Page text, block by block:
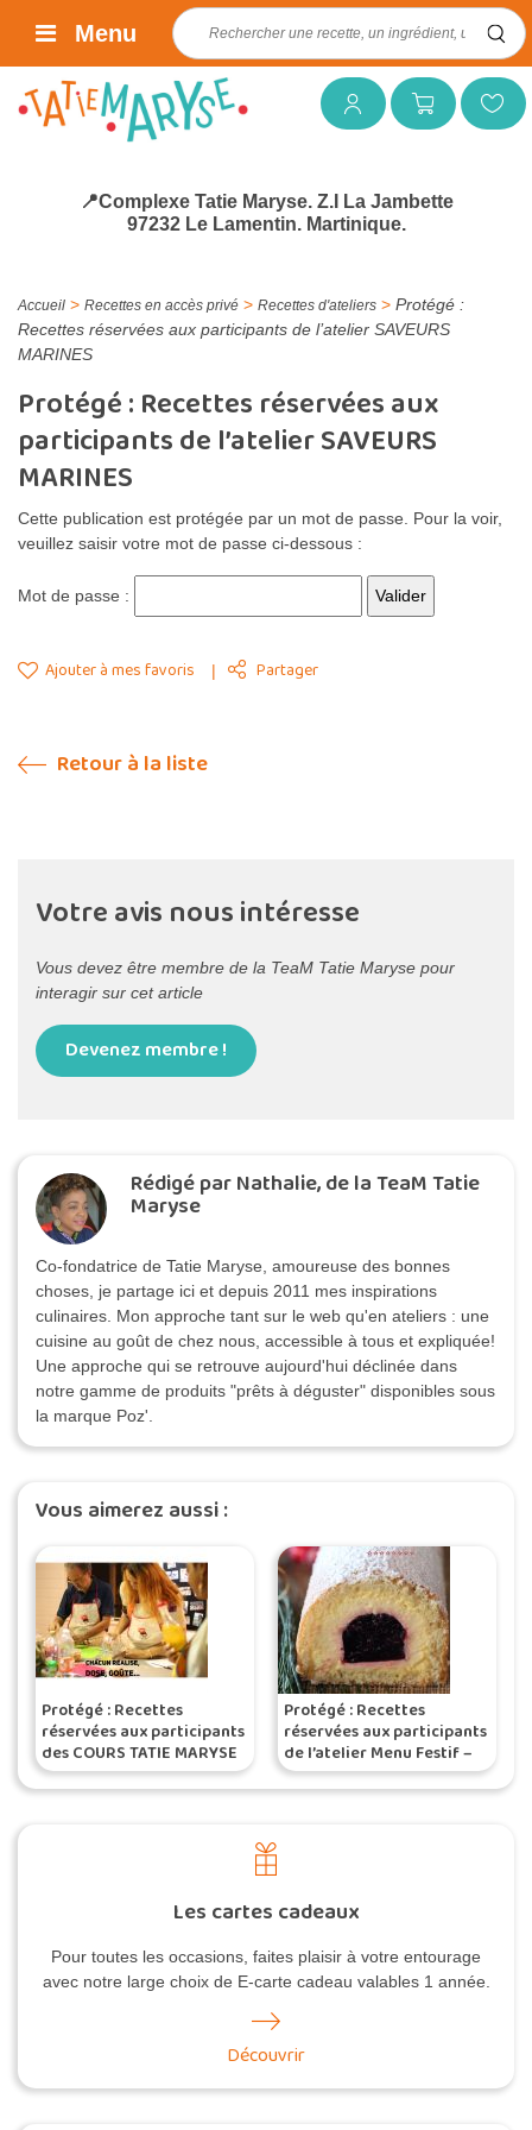
Mon compteMon panierMes favoris
Rechercher :
Menu
📍Complexe Tatie Maryse. Z.I La Jambette
97232 Le Lamentin. Martinique.
Accueil > Recettes en accès privé > Recettes d'ateliers > Protégé :
Recettes réservées aux participants de l’atelier SAVEURS
MARINES
Protégé : Recettes réservées aux
participants de l’atelier SAVEURS
MARINES
Cette publication est protégée par un mot de passe. Pour la voir,
veuillez saisir votre mot de passe ci-dessous :
Mot de passe :
Ajouter à mes favoris Partager
Retour à la liste
Votre avis nous intéresse
Vous devez être membre de la TeaM Tatie Maryse pour
interagir sur cet article
Devenez membre !
Rédigé par Nathalie, de la TeaM Tatie
Maryse
Co-fondatrice de Tatie Maryse, amoureuse des bonnes
choses, je partage ici et depuis 2011 mes inspirations
culinaires. Mon approche tant sur le web qu'en ateliers : une
cuisine au goût de chez nous, accessible à tous et expliquée!
Une approche qui se retrouve aujourd'hui déclinée dans
notre gamme de produits "prêts à déguster" disponibles sous
la marque Poz'.
Vous aimerez aussi :
Protégé : Recettes
réservées aux participants
des COURS TATIE MARYSE
– Session 2/2016
Protégé : Recettes
réservées aux participants
de l’atelier Menu Festif –
bûche maracuja et
groseille-pays, punch coco
Les cartes cadeaux
Pour toutes les occasions, faites plaisir à votre entourage
avec notre large choix de E-carte cadeau valables 1 année.
Découvrir